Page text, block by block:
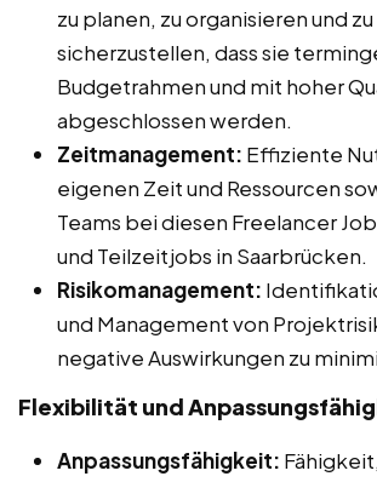
zu planen, zu organisieren und
sicherzustellen, dass sie
Budgetrahmen und mit hoher
abgeschlossen werden.
Zeitmanagement: Effiziente
eigenen Zeit und Ressourcen
Teams bei diesen Freelancer
und Teilzeitjobs in Saarbrücken.
Risikomanagement:
und Management von
negative Auswirkungen zu
Flexibilität und
Anpassungsfähigkeit: